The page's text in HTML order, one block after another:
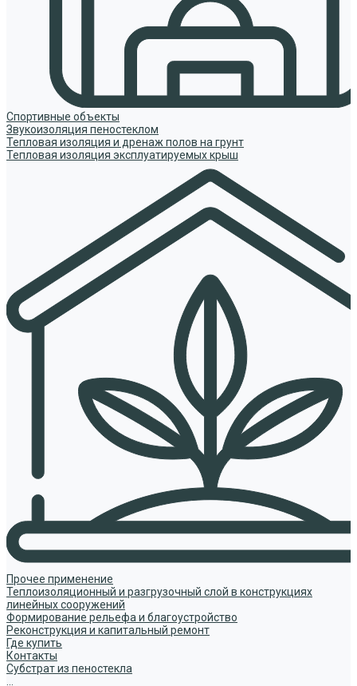
Спортивные объекты
Звукоизоляция пеностеклом
Тепловая изоляция и дренаж полов на грунт
Тепловая изоляция эксплуатируемых крыш
Прочее применение
Теплоизоляционный и разгрузочный слой в конструкциях
линейных сооружений
Формирование рельефа и благоустройство
Реконструкция и капитальный ремонт
Где купить
Контакты
Субстрат из пеностекла